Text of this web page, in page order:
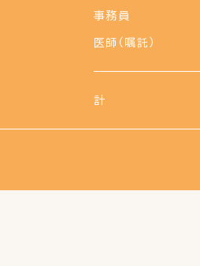
事務員
医師（嘱託）
計